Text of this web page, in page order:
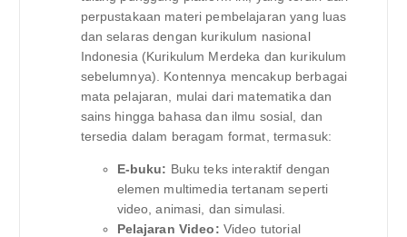
perpustakaan materi pembelajaran yang luas
dan selaras dengan kurikulum nasional
Indonesia (Kurikulum Merdeka dan kurikulum
sebelumnya). Kontennya mencakup berbagai
mata pelajaran, mulai dari matematika dan
sains hingga bahasa dan ilmu sosial, dan
tersedia dalam beragam format, termasuk:
E-buku: Buku teks interaktif dengan
elemen multimedia tertanam seperti
video, animasi, dan simulasi.
Pelajaran Video: Video tutorial